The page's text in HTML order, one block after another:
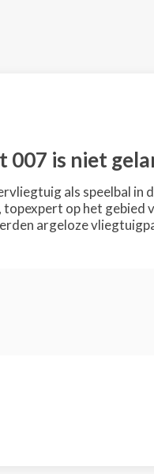
007 is niet
als speelbal in
topexpert op het gebied
argeloze